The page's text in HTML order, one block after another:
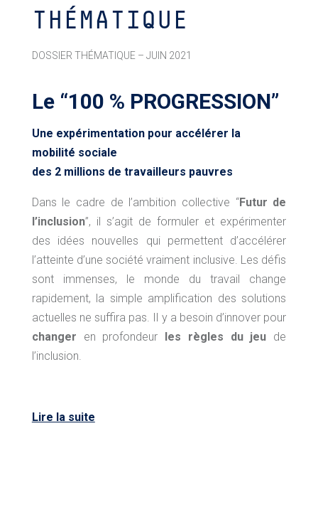
THÉMATIQUE
DOSSIER THÉMATIQUE – JUIN 2021
Le “100 % PROGRESSION”
Une expérimentation pour accélérer la
mobilité sociale
des 2 millions de travailleurs pauvres
Dans le cadre de l’ambition collective “Futur de
l’inclusion”, il s’agit de formuler et expérimenter
des idées nouvelles qui permettent d’accélérer
l’atteinte d’une société vraiment inclusive. Les défis
sont immenses, le monde du travail change
rapidement, la simple amplification des solutions
actuelles ne suffira pas. Il y a besoin d’innover pour
changer en profondeur les règles du jeu de
l’inclusion.
Lire la suite